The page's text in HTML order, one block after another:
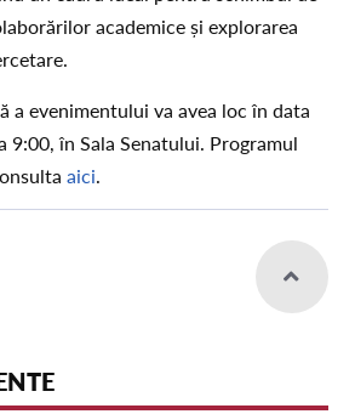
academice și explorarea
a evenimentului va avea loc în data
9:00, în Sala Senatului. Programul
aici.